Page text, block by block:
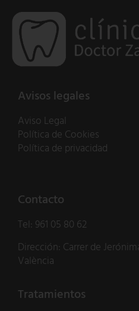
Avisos legales
Aviso Legal
Política de Cookies
Política de privacidad
Contacto
Tel: 961 05 80 62
Dirección: Carrer de
València
Tratamientos